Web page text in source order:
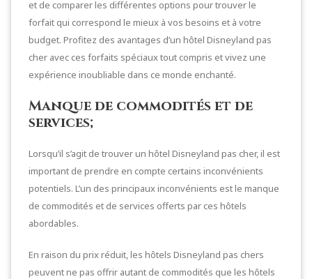
et de comparer les différentes options pour trouver le
forfait qui correspond le mieux à vos besoins et à votre
budget. Profitez des avantages d’un hôtel Disneyland pas
cher avec ces forfaits spéciaux tout compris et vivez une
expérience inoubliable dans ce monde enchanté.
Manque de commodités et de
services;
Lorsqu’il s’agit de trouver un hôtel Disneyland pas cher, il est
important de prendre en compte certains inconvénients
potentiels. L’un des principaux inconvénients est le manque
de commodités et de services offerts par ces hôtels
abordables.
En raison du prix réduit, les hôtels Disneyland pas chers
peuvent ne pas offrir autant de commodités que les hôtels